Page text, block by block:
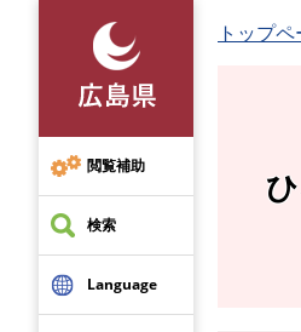
先
頭
で
す
閲覧補助
検索
Language
トップ